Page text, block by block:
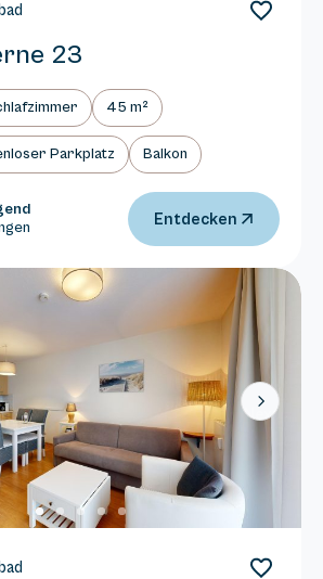
23
45 m²
Parkplatz Balkon
Entdecken
Next